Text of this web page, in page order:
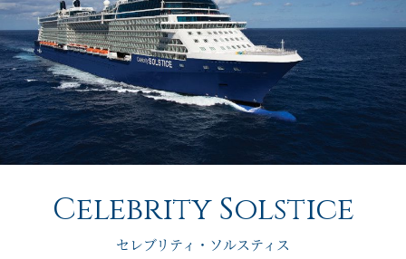
クルーズ検索
キャンペーン・特集
クルーズの楽しみ方
客船のご案内
Celebrity Solstice
セレブリティ・ソルスティス